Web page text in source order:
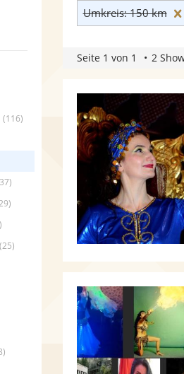
Umkreis: 150 km
Seite 1 von 1 2
(116)
(25)